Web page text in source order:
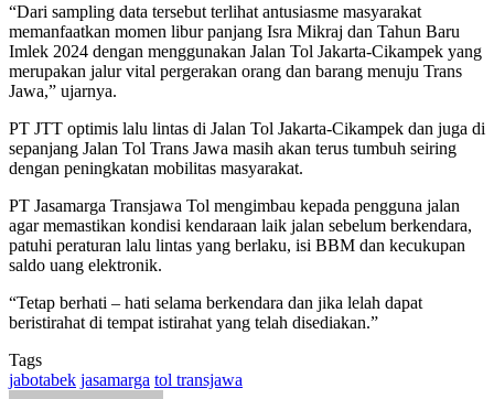
“Dari sampling data tersebut terlihat antusiasme masyarakat
memanfaatkan momen libur panjang Isra Mikraj dan Tahun Baru
Imlek 2024 dengan menggunakan Jalan Tol Jakarta-Cikampek yang
merupakan jalur vital pergerakan orang dan barang menuju Trans
Jawa,” ujarnya.
PT JTT optimis lalu lintas di Jalan Tol Jakarta-Cikampek dan juga di
sepanjang Jalan Tol Trans Jawa masih akan terus tumbuh seiring
dengan peningkatan mobilitas masyarakat.
PT Jasamarga Transjawa Tol mengimbau kepada pengguna jalan
agar memastikan kondisi kendaraan laik jalan sebelum berkendara,
patuhi peraturan lalu lintas yang berlaku, isi BBM dan kecukupan
saldo uang elektronik.
“Tetap berhati – hati selama berkendara dan jika lelah dapat
beristirahat di tempat istirahat yang telah disediakan.”
Tags
jabotabek jasamarga tol transjawa